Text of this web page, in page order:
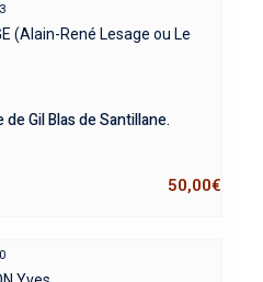
(Alain-René Lesage ou Le
de Gil Blas de Santillane.
50,00€